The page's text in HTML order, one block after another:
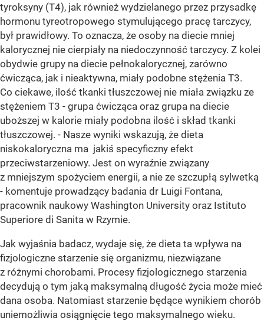
tyroksyny (T4), jak również wydzielanego przez przysadkę
hormonu tyreotropowego stymulującego pracę tarczycy,
był prawidłowy. To oznacza, że osoby na diecie mniej
kalorycznej nie cierpiały na niedoczynność tarczycy. Z kolei
obydwie grupy na diecie pełnokalorycznej, zarówno
ćwicząca, jak i nieaktywna, miały podobne stężenia T3.
Co ciekawe, ilość tkanki tłuszczowej nie miała związku ze
stężeniem T3 - grupa ćwicząca oraz grupa na diecie
uboższej w kalorie miały podobna ilość i skład tkanki
tłuszczowej. - Nasze wyniki wskazują, że dieta
niskokaloryczna ma jakiś specyficzny efekt
przeciwstarzeniowy. Jest on wyraźnie związany
z mniejszym spożyciem energii, a nie ze szczupłą sylwetką
- komentuje prowadzący badania dr Luigi Fontana,
pracownik naukowy Washington University oraz Istituto
Superiore di Sanita w Rzymie.
Jak wyjaśnia badacz, wydaje się, że dieta ta wpływa na
fizjologiczne starzenie się organizmu, niezwiązane
z różnymi chorobami. Procesy fizjologicznego starzenia
decydują o tym jaką maksymalną długość życia może mieć
dana osoba. Natomiast starzenie będące wynikiem chorób
uniemożliwia osiągnięcie tego maksymalnego wieku.